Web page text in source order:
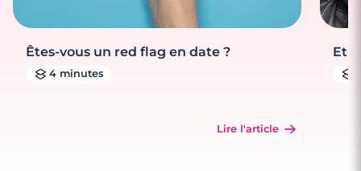
Êtes-vous un red flag en date ?
4 minutes
Lire l'article
Et